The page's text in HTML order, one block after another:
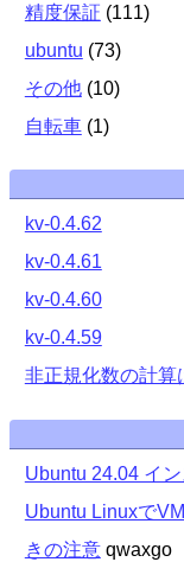
精度保証 (111)
ubuntu (73)
その他 (10)
自転車 (1)
kv-0.4.62
kv-0.4.61
kv-0.4.60
kv-0.4.59
非正規化数の計算
Ubuntu 24.04 イ
Ubuntu Linuxで
きの注意 qwaxgo